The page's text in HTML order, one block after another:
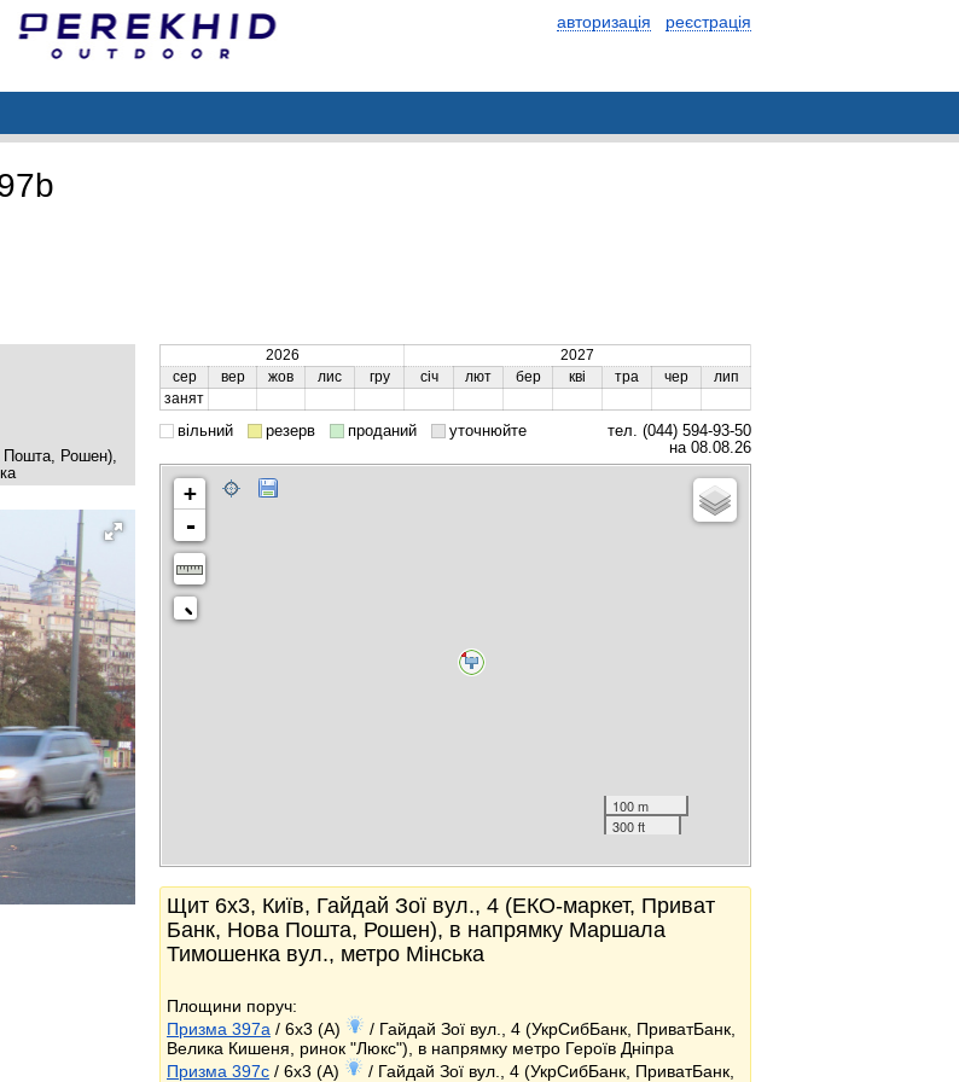
авторизація реєстрація
Пошта, Рошен),
2026
2027
сер
вер жов лис гру січ лют бер кві тра чер
лип
занят
вільний резерв проданий уточнюйте
тел. (044) 594-93-50
на 08.08.26
+
-
100 m
300 ft
Щит 6x3, Київ, Гайдай Зої вул., 4 (ЕКО-маркет, Приват
Банк, Нова Пошта, Рошен), в напрямку Маршала
Тимошенка вул., метро Мінська
Площини поруч:
Призма 397a / 6x3 (A)
/ Гайдай Зої вул., 4 (УкрСибБанк, ПриватБанк,
Велика Кишеня, ринок "Люкс"), в напрямку метро Героїв Дніпра
Призма 397c / 6x3 (A)
/ Гайдай Зої вул., 4 (УкрСибБанк, ПриватБанк,